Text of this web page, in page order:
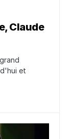
Claude
et